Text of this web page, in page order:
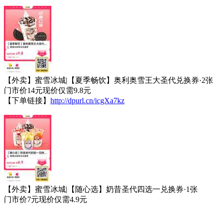
【外卖】蜜雪冰城|【夏季畅饮】奥利奥雪王大圣代兑换券·2张
门市价14元现价仅需9.8元
【下单链接】 http://dpurl.cn/icgXa7kz
【外卖】蜜雪冰城|【随心选】奶昔圣代四选一兑换券·1张
门市价7元现价仅需4.9元